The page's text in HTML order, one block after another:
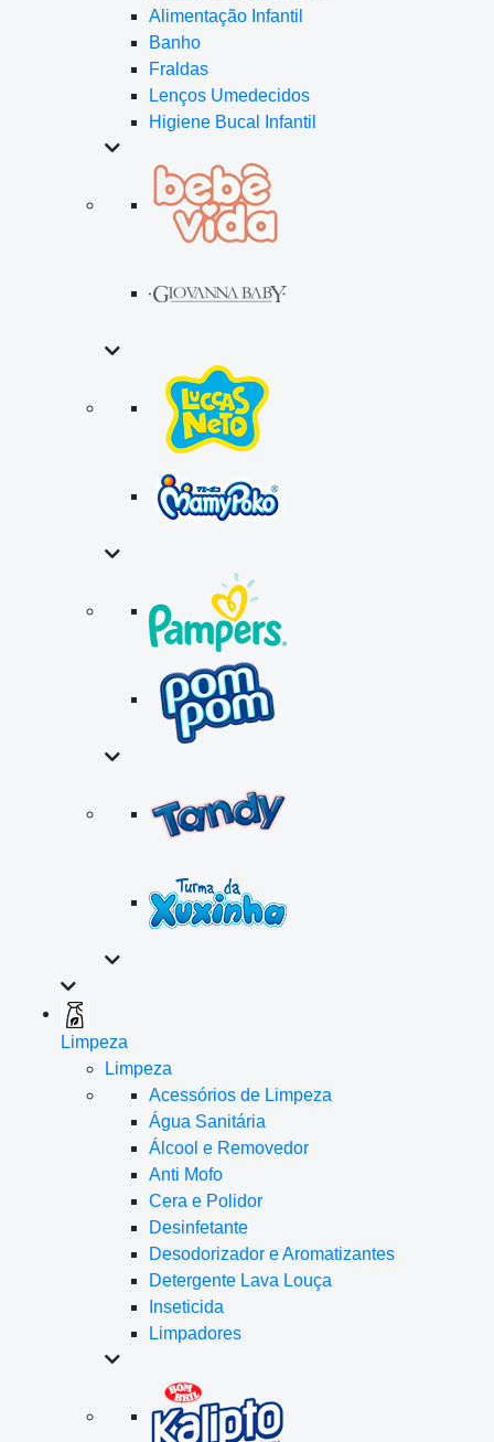
Alimentação Infantil
Banho
Fraldas
Lenços Umedecidos
Higiene Bucal Infantil
Limpeza
Limpeza
Acessórios de Limpeza
Água Sanitária
Álcool e Removedor
Anti Mofo
Cera e Polidor
Desinfetante
Desodorizador e Aromatizantes
Detergente Lava Louça
Inseticida
Limpadores